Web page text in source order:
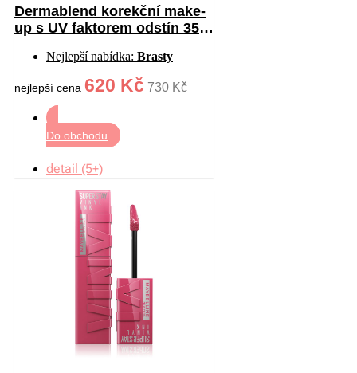
Dermablend korekční make-
up s UV faktorem odstín 35
Nejlepší nabídka: Brasty
nejlepší cena 620 Kč 730 Kč
Do obchodu
detail (5+)